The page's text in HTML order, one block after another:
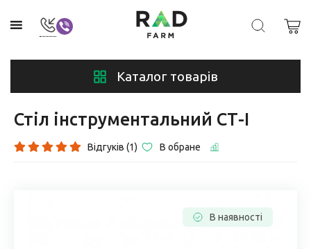
Каталог товарів
Стіл інструментальний СТ-І
Відгуків (1) В обране
В наявності